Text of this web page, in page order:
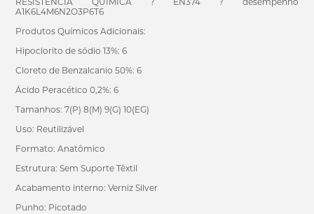
A1K6L4M6N2O3P6T6
Produtos Químicos Adicionais:
Hipoclorito de sódio 13%: 6
Cloreto de Benzalcanio 50%: 6
Ácido Peracético 0,2%: 6
Tamanhos: 7(P) 8(M) 9(G) 10(EG)
Uso: Reutilizável
Formato: Anatômico
Estrutura: Sem Suporte Têxtil
Acabamento interno: Verniz Silver
Punho: Picotado